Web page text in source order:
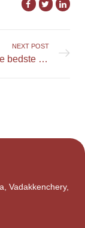
NEXT POST
Opdag de bedste oplevelser i dit online spil på Martin Casino
Vadakkenchery,